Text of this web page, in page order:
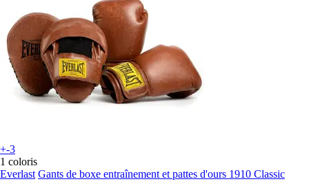
+-3
1 coloris
Everlast Gants de boxe entraînement et pattes d'ours 1910 Classic